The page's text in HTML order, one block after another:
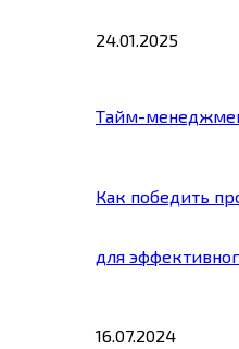
24.01.2025
Тайм-
Как победить
для
16.07.2024